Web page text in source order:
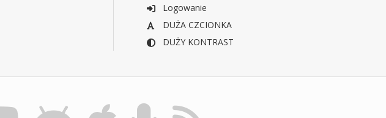
Logowanie
DUŻA CZCIONKA
DUŻY KONTRAST